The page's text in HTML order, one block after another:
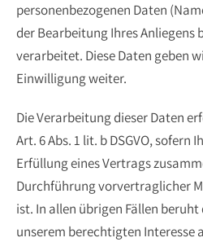
personenbezogenen Daten
der Bearbeitung Ihres Anliegens
verarbeitet. Diese Daten geben
Einwilligung weiter.
Die Verarbeitung dieser Daten
Art. 6 Abs. 1 lit. b DSGVO, sofern
Erfüllung eines Vertrags
Durchführung vorvertraglicher
ist. In allen übrigen Fällen
unserem berechtigten Interesse